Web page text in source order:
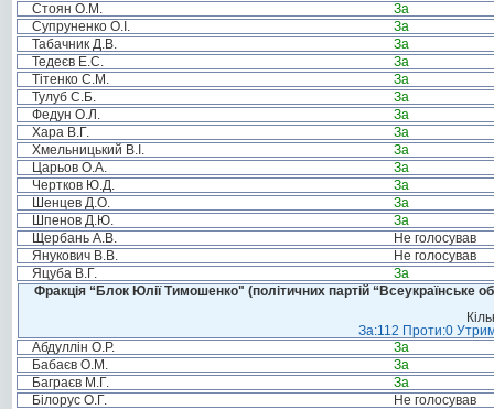
Стоян О.М.
За
Супруненко О.І.
За
Табачник Д.В.
За
Тедеєв Е.С.
За
Тітенко С.М.
За
Тулуб С.Б.
За
Федун О.Л.
За
Хара В.Г.
За
Хмельницький В.І.
За
Царьов О.А.
За
Чертков Ю.Д.
За
Шенцев Д.О.
За
Шпенов Д.Ю.
За
Щербань А.В.
Не голосував
Янукович В.В.
Не голосував
Яцуба В.Г.
За
Фракція “Блок Юлії Тимошенко" (політичних партій “Всеукраїнське
За:112 Проти:0
Абдуллін О.Р.
За
Бабаєв О.М.
За
Баграєв М.Г.
За
Білорус О.Г.
Не голосував